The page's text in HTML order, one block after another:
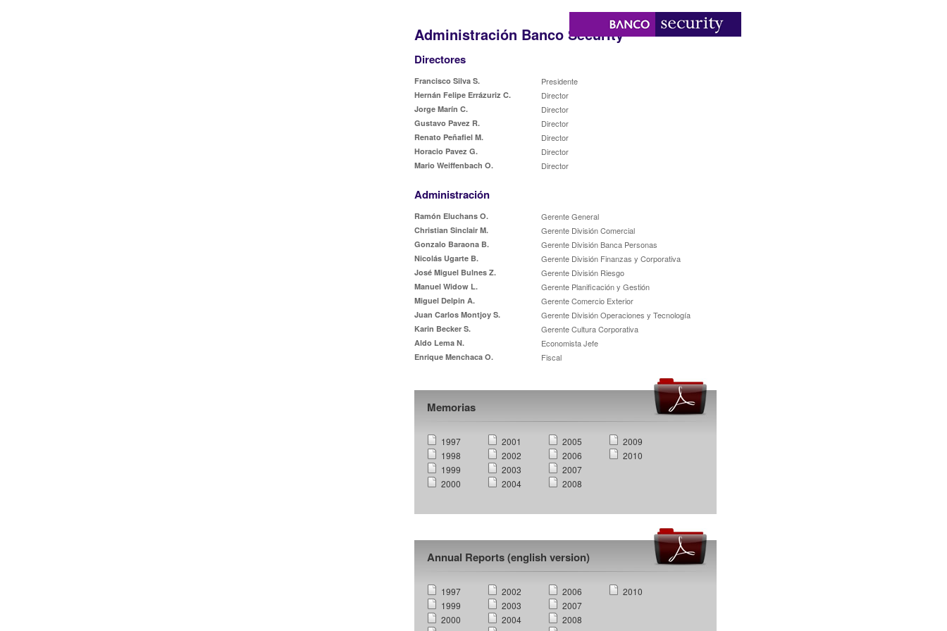
Administración Banco Security
Directores
Francisco Silva S. Presidente
Hernán Felipe Errázuriz C. Director
Jorge Marín C. Director
Gustavo Pavez R. Director
Renato Peñafiel M. Director
Horacio Pavez G. Director
Mario Weiffenbach O. Director
Administración
Ramón Eluchans O. Gerente General
Christian Sinclair M. Gerente División Comercial
Gonzalo Baraona B. Gerente División Banca Personas
Nicolás Ugarte B. Gerente División Finanzas y Corporativa
José Miguel Bulnes Z. Gerente División Riesgo
Manuel Widow L. Gerente Planificación y Gestión
Miguel Delpin A. Gerente Comercio Exterior
Juan Carlos Montjoy S. Gerente División Operaciones y Tecnología
Karin Becker S. Gerente Cultura Corporativa
Aldo Lema N. Economista Jefe
Enrique Menchaca O. Fiscal
Memorias
1997
1998
1999
2000
2001
2002
2003
2004
2005
2006
2007
2008
2009
2010
Annual Reports (english version)
1997
1999
2000
2002
2003
2004
2006
2007
2008
2010